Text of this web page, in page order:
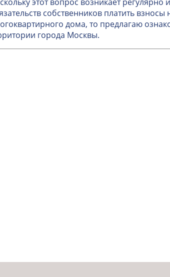
собственников платить
дома, то предлагаю
города Москвы.